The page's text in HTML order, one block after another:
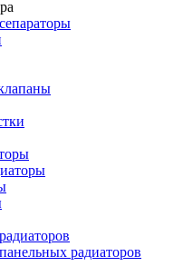
радиаторов